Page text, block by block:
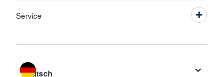
Service
Sprache wechseln zu